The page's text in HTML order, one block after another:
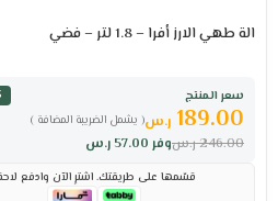
الة طهي الارز أفرا – 1.8 لتر – فضي
سعر المنتج
( يشمل الضريبة المضافة )
189.00 ر.س
وفر 57.00 ر.س 246.00ر.س
قسّمها على طريقتك. اشترِ الآن وادفع